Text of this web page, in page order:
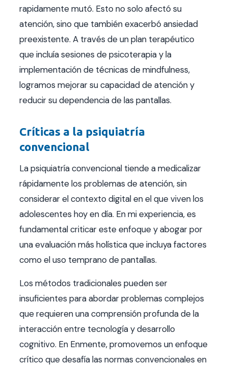
rapidamente mutó. Esto no solo afectó su
atención, sino que también exacerbó ansiedad
preexistente. A través de un plan terapéutico
que incluía sesiones de psicoterapia y la
implementación de técnicas de mindfulness,
logramos mejorar su capacidad de atención y
reducir su dependencia de las pantallas.
Críticas a la psiquiatría
convencional
La psiquiatría convencional tiende a medicalizar
rápidamente los problemas de atención, sin
considerar el contexto digital en el que viven los
adolescentes hoy en día. En mi experiencia, es
fundamental criticar este enfoque y abogar por
una evaluación más holística que incluya factores
como el uso temprano de pantallas.
Los métodos tradicionales pueden ser
insuficientes para abordar problemas complejos
que requieren una comprensión profunda de la
interacción entre tecnología y desarrollo
cognitivo. En Enmente, promovemos un enfoque
crítico que desafía las normas convencionales en